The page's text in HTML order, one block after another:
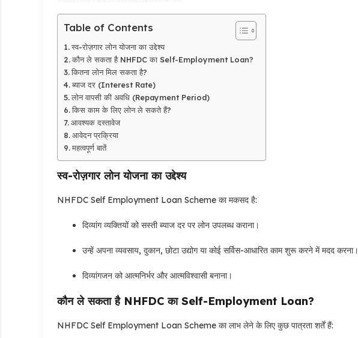
Table of Contents
स्व-रोज़गार लोन योजना का उद्देश्य
कौन ले सकता है NHFDC का Self-Employment Loan?
कितना लोन मिल सकता है?
ब्याज दर (Interest Rate)
लोन वापसी की अवधि (Repayment Period)
किस काम के लिए लोन ले सकते हैं?
आवश्यक दस्तावेज
आवेदन प्रक्रिया
महत्वपूर्ण बातें
स्व-रोज़गार लोन योजना का उद्देश्य
NHFDC Self Employment Loan Scheme का मकसद है:
दिव्यांग व्यक्तियों को सस्ती ब्याज दर पर लोन उपलब्ध कराना।
उन्हें अपना व्यवसाय, दुकान, छोटा उद्योग या कोई सर्विस-आधारित काम शुरू करने में मदद करना।
दिव्यांगजन को आत्मनिर्भर और आत्मविश्वासी बनाना।
कौन ले सकता है NHFDC का Self-Employment Loan?
NHFDC Self Employment Loan Scheme का लाभ लेने के लिए कुछ पात्रता शर्तें हैं: